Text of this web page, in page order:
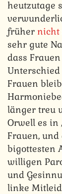
heutzutage
früher nicht
sehr gute
dass
Frauen
länger treu
Orwell es in
Frauen,
bigottesten
willigen
und
linke